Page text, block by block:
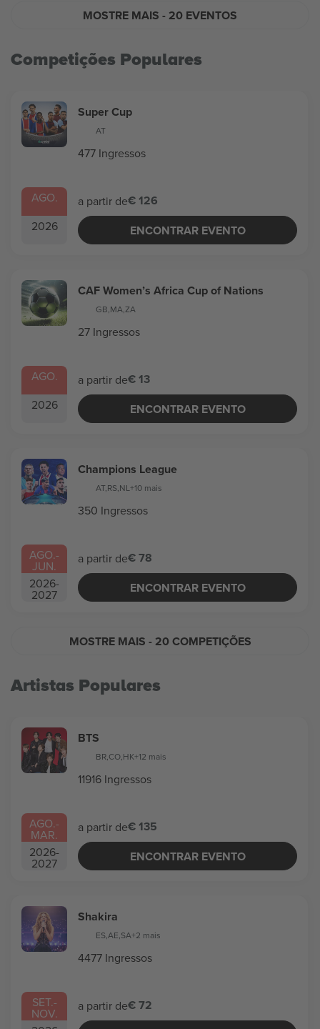
MOSTRE MAIS - 20 EVENTOS
Competições Populares
AGO.
2026
Super Cup
AT
477 Ingressos
a partir de€ 126
ENCONTRAR EVENTO
AGO.
2026
CAF Women’s Africa Cup of Nations
GB,MA,ZA
27 Ingressos
a partir de€ 13
ENCONTRAR EVENTO
AGO.-
JUN.
2026-
2027
Champions League
AT,RS,NL+10 mais
350 Ingressos
a partir de€ 78
ENCONTRAR EVENTO
MOSTRE MAIS - 20 COMPETIÇÕES
Artistas Populares
AGO.-
MAR.
2026-
2027
BTS
BR,CO,HK+12 mais
11916 Ingressos
a partir de€ 135
ENCONTRAR EVENTO
SET.-
NOV.
Shakira
ES,AE,SA+2 mais
4477 Ingressos
a partir de€ 72